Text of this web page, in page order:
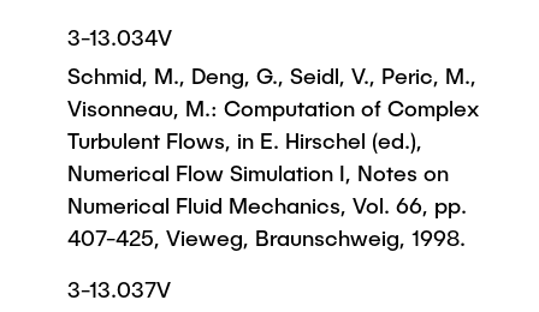
3-13.034V
Schmid, M., Deng, G., Seidl, V., Peric, M.,
Visonneau, M.: Computation of Complex
Turbulent Flows, in E. Hirschel (ed.),
Numerical Flow Simulation I, Notes on
Numerical Fluid Mechanics, Vol. 66, pp.
407-425, Vieweg, Braunschweig, 1998.
3-13.037V